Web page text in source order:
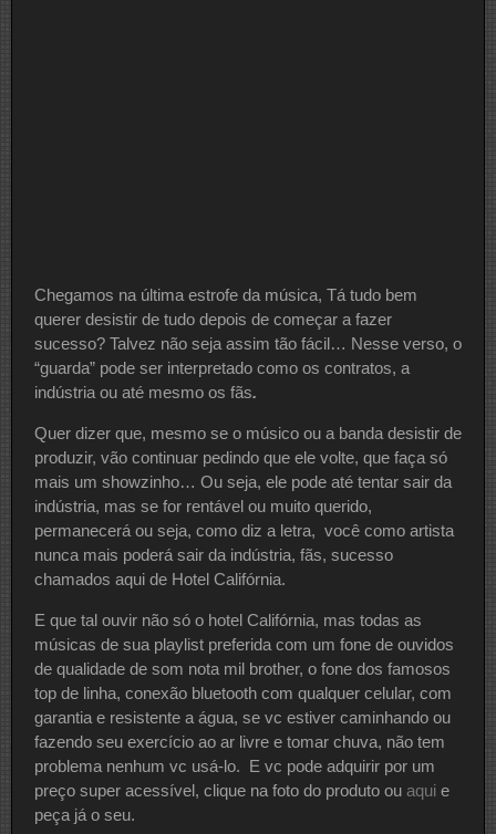
Chegamos na última estrofe da música, Tá tudo bem
querer desistir de tudo depois de começar a fazer
sucesso? Talvez não seja assim tão fácil… Nesse verso, o
“guarda” pode ser interpretado como os contratos, a
indústria ou até mesmo os fãs.
Quer dizer que, mesmo se o músico ou a banda desistir de
produzir, vão continuar pedindo que ele volte, que faça só
mais um showzinho… Ou seja, ele pode até tentar sair da
indústria, mas se for rentável ou muito querido,
permanecerá ou seja, como diz a letra, você como artista
nunca mais poderá sair da indústria, fãs, sucesso
chamados aqui de Hotel Califórnia.
E que tal ouvir não só o hotel Califórnia, mas todas as
músicas de sua playlist preferida com um fone de ouvidos
de qualidade de som nota mil brother, o fone dos famosos
top de linha, conexão bluetooth com qualquer celular, com
garantia e resistente a água, se vc estiver caminhando ou
fazendo seu exercício ao ar livre e tomar chuva, não tem
problema nenhum vc usá-lo. E vc pode adquirir por um
preço super acessível, clique na foto do produto ou aqui e
peça já o seu.